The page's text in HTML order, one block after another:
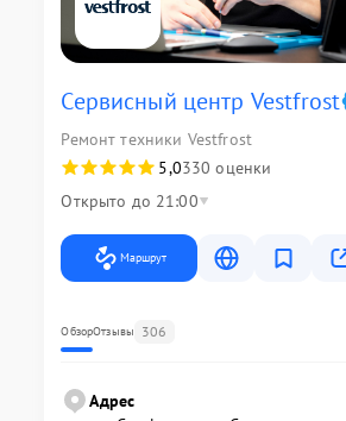
Сервисный центр Vestfrost
Ремонт техники Vestfrost
5,0330 оценки
Открыто до 21:00
Маршрут
ОбзорОтзывы 306
Адрес